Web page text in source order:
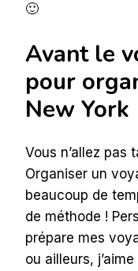
🙂
Avant le
pour
New York
Vous n’allez pas
Organiser un
beaucoup de
de méthode !
prépare mes
ou ailleurs,